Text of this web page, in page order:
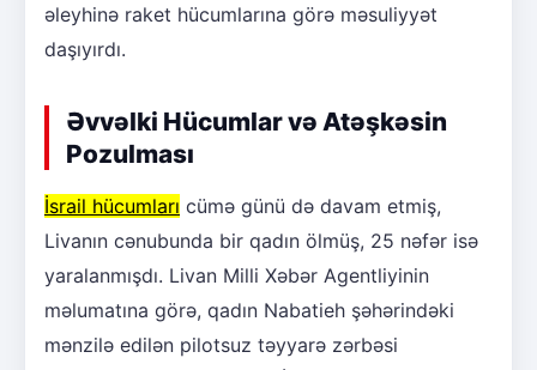
əleyhinə raket hücumlarına görə məsuliyyət
daşıyırdı.
Əvvəlki Hücumlar və Atəşkəsin
Pozulması
İsrail hücumları cümə günü də davam etmiş,
Livanın cənubunda bir qadın ölmüş, 25 nəfər isə
yaralanmışdı. Livan Milli Xəbər Agentliyinin
məlumatına görə, qadın Nabatieh şəhərindəki
mənzilə edilən pilotsuz təyyarə zərbəsi